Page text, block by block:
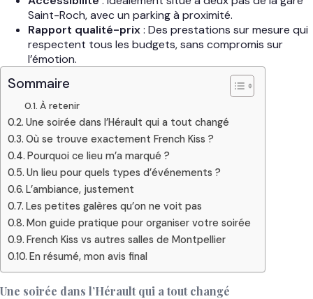
Saint-Roch, avec un parking à proximité.
Rapport qualité-prix: Des prestations sur mesure qui
respectent tous les budgets, sans compromis sur
l’émotion.
Sommaire
À retenir
Une soirée dans l’Hérault qui a tout changé
Où se trouve exactement French Kiss ?
Pourquoi ce lieu m’a marqué ?
Un lieu pour quels types d’événements ?
L’ambiance, justement
Les petites galères qu’on ne voit pas
Mon guide pratique pour organiser votre soirée
French Kiss vs autres salles de Montpellier
En résumé, mon avis final
Une soirée dans l’Hérault qui a tout changé